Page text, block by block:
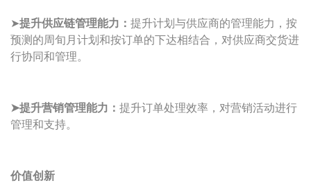
➤提升供应链管理能力： 提升计划与供应商的管理能力，按
预测的周旬月计划和按订单的下达相结合，对供应商交货进
行协同和管理。
➤提升营销管理能力： 提升订单处理效率，对营销活动进行
管理和支持。
价值创新